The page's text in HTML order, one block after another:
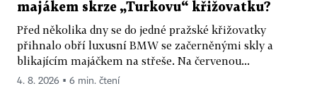
majákem skrze „Turkovu“ křižovatku?
Před několika dny se do jedné pražské křižovatky
přihnalo obří luxusní BMW se začerněnými skly a
blikajícím majáčkem na střeše. Na červenou...
4. 8. 2026 ▪ 6 min. čtení